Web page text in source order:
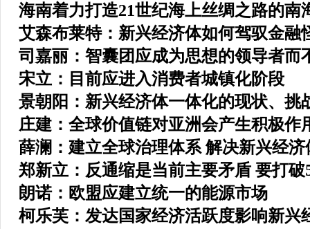
海南着力打造21世纪海上丝绸之路的南
艾森布莱特：新兴经济体如何驾驭金融
司嘉丽：智囊团应成为思想的领导者而
宋立：目前应进入消费者城镇化阶段
景朝阳：新兴经济体一体化的现状、挑
庄建：全球价值链对亚洲会产生积极作
薛澜：建立全球治理体系 解决新兴经
郑新立：反通缩是当前主要矛盾 要打破
朗诺：欧盟应建立统一的能源市场
柯乐芙：发达国家经济活跃度影响新兴